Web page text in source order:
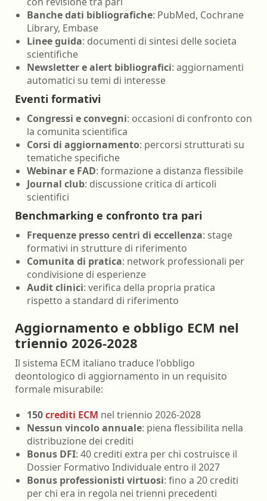
Banche dati bibliografiche: PubMed, Cochrane
Library, Embase
Linee guida: documenti di sintesi delle societa
scientifiche
Newsletter e alert bibliografici: aggiornamenti
automatici su temi di interesse
Eventi formativi
Congressi e convegni: occasioni di confronto con
la comunita scientifica
Corsi di aggiornamento: percorsi strutturati su
tematiche specifiche
Webinar e FAD: formazione a distanza flessibile
Journal club: discussione critica di articoli
scientifici
Benchmarking e confronto tra pari
Frequenze presso centri di eccellenza: stage
formativi in strutture di riferimento
Comunita di pratica: network professionali per
condivisione di esperienze
Audit clinici: verifica della propria pratica
rispetto a standard di riferimento
Aggiornamento e obbligo ECM nel
triennio 2026-2028
Il sistema ECM italiano traduce l'obbligo
deontologico di aggiornamento in un requisito
formale misurabile:
150crediti ECM nel triennio 2026-2028
Nessun vincolo annuale: piena flessibilita nella
distribuzione dei crediti
Bonus DFI: 40 crediti extra per chi costruisce il
Dossier Formativo Individuale entro il 2027
Bonus professionisti virtuosi: fino a 20 crediti
per chi era in regola nei trienni precedenti